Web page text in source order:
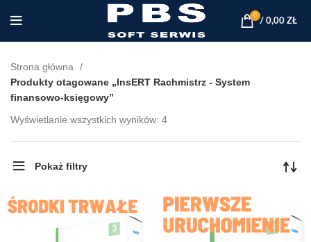
0
/ 0,00 ZŁ
Strona główna
Produkty otagowane „InsERT Rachmistrz - System
finansowo-księgowy”
Wyświetlanie wszystkich wyników: 4Posortowane
Pokaż filtry